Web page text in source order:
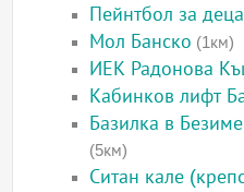
Пейнтбол за
Мол Банско (1км)
ИЕК Радонова
Кабинков лифт
Базилка в
(5км)
Ситан кале